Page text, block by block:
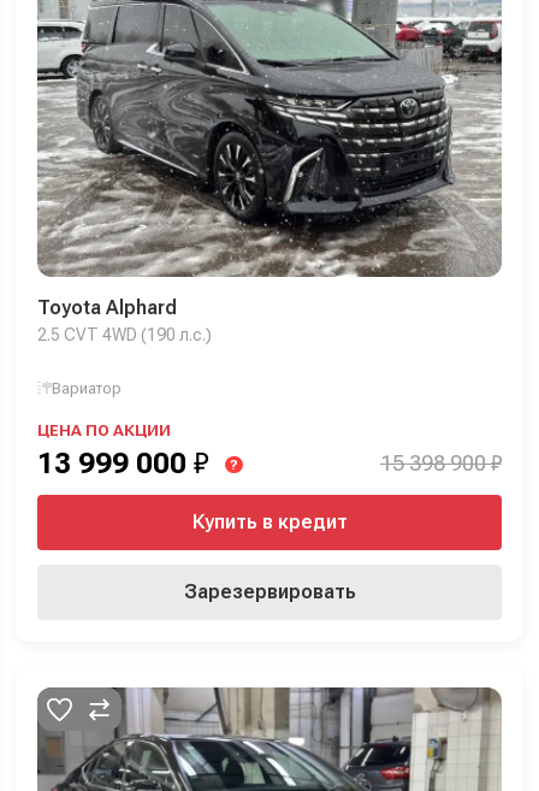
Toyota Alphard
2.5 CVT 4WD (190 л.с.)
Вариатор
ЦЕНА ПО АКЦИИ
13 999 000 ₽ ? 15 398 900 ₽
Купить в кредит
Зарезервировать